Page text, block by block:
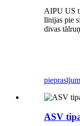
AIPU US
līnijas pie
divas
ASV